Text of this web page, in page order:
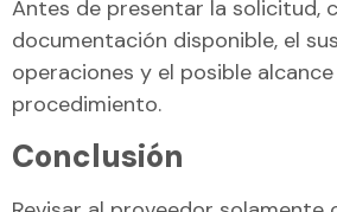
Antes de presentar la solicitud,
documentación disponible, el
operaciones y el posible
procedimiento.
Conclusión